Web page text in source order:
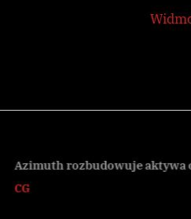
N
P
Azimuth rozbudowuje aktywa